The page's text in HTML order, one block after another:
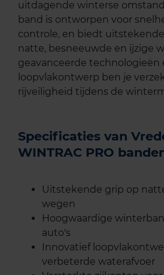
uitdagende winterse
band is ontworpen voor
controle, en biedt
natte, besneeuwde en ijzige
geavanceerde technologieën
loopvlakontwerp ben je
rijveiligheid tijdens de
Specificaties van
WINTRAC PRO
Uitstekende grip op
wegen
Hoogwaardige
auto's
Innovatief
verbeterde waterafvoer